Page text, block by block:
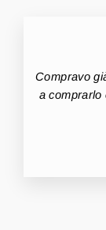
Compravo
a comprarlo